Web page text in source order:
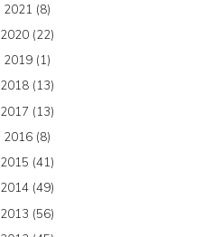
2021 (8)
2020 (22)
2019 (1)
2018 (13)
2017 (13)
2016 (8)
2015 (41)
2014 (49)
2013 (56)